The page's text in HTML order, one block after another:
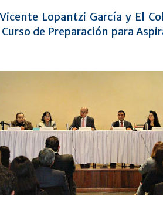
Lopantzi García y El
de Preparación para